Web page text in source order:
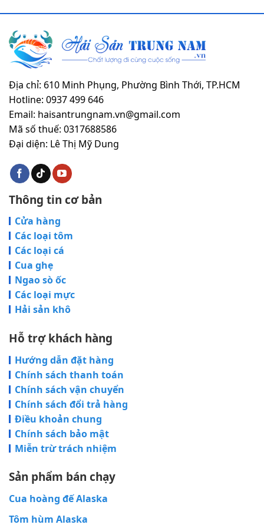
Địa chỉ: 610 Minh Phụng, Phường Bình Thới, TP.HCM
Hotline: 0937 499 646
Email: haisantrungnam.vn@gmail.com
Mã số thuế: 0317688586
Đại diện: Lê Thị Mỹ Dung
Thông tin cơ bản
Cửa hàng
Các loại tôm
Các loại cá
Cua ghẹ
Ngao sò ốc
Các loại mực
Hải sản khô
Hỗ trợ khách hàng
Hướng dẫn đặt hàng
Chính sách thanh toán
Chính sách vận chuyển
Chính sách đổi trả hàng
Điều khoản chung
Chính sách bảo mật
Miễn trừ trách nhiệm
Sản phẩm bán chạy
Cua hoàng đế Alaska
Tôm hùm Alaska